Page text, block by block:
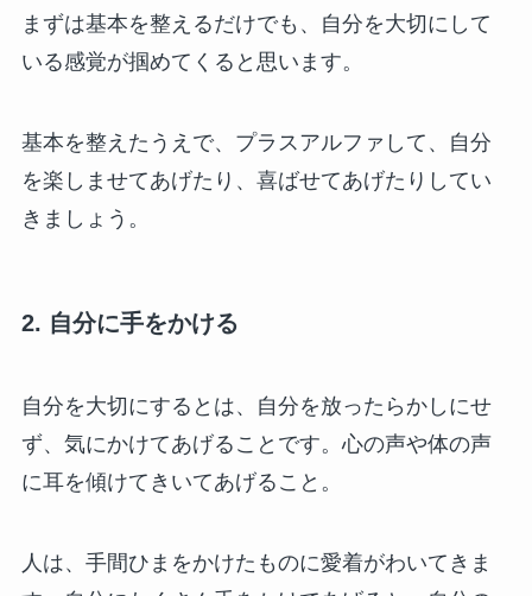
まずは基本を整えるだけでも、自分を大切にして
いる感覚が掴めてくると思います。
基本を整えたうえで、プラスアルファして、自分
を楽しませてあげたり、喜ばせてあげたりしてい
きましょう。
2. 自分に手をかける
自分を大切にするとは、自分を放ったらかしにせ
ず、気にかけてあげることです。心の声や体の声
に耳を傾けてきいてあげること。
人は、手間ひまをかけたものに愛着がわいてきま